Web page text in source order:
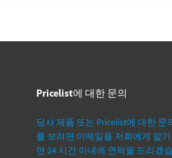
Pricelist에 대한 문의
당사 제품 또는 Pricelist에 대한 문
를 보려면 이메일을 저희에게 맡기
면 24 시간 이내에 연락을 드리겠습
제조업체는 혈압 기계의 정확성을 어떻게 테스트합니까?
정확한 혈압 측정의 중요성 정확한 혈압 (BP)